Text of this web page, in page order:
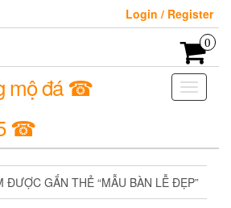
Login / Register
0
Toggle
mộ đá ☎
☎
ĐƯỢC GẮN THẺ “MẪU BÀN LỄ ĐẸP”